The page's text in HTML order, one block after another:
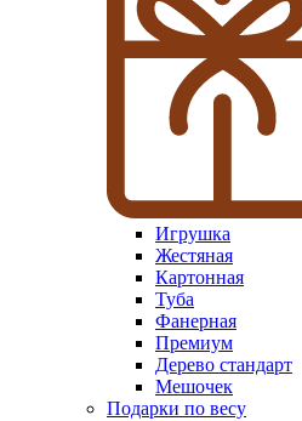
Игрушка
Жестяная
Картонная
Туба
Фанерная
Премиум
Дерево стандарт
Мешочек
Подарки по весу